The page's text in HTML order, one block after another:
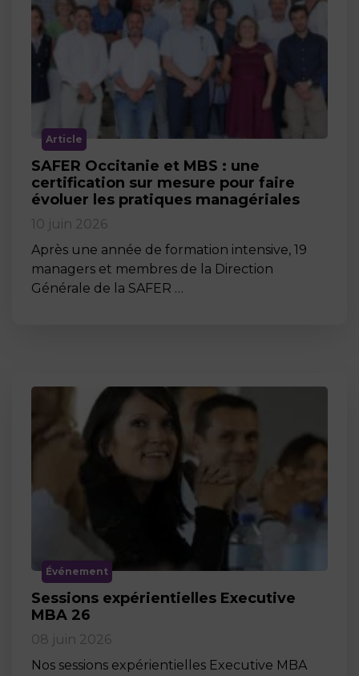
Article
SAFER Occitanie et MBS : une
certification sur mesure pour faire
évoluer les pratiques managériales
10 juin 2026
Après une année de formation intensive, 19
managers et membres de la Direction
Générale de la SAFER …
Événement
Sessions expérientielles Executive
MBA 26
08 juin 2026
Nos sessions expérientielles Executive MBA